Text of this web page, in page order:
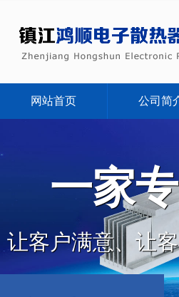
网站首页 公司简
一家
让客户满意、让